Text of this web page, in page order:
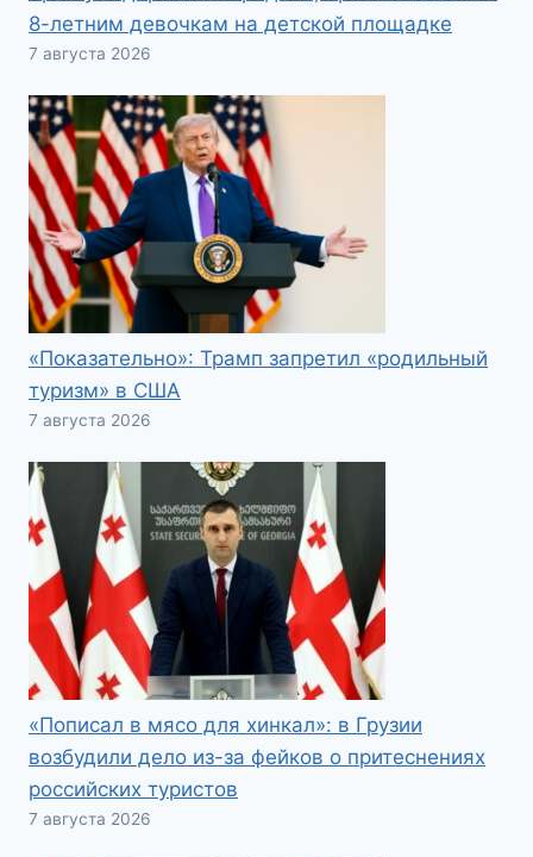
8-летним девочкам на детской площадке
7 августа 2026
«Показательно»: Трамп запретил «родильный
туризм» в США
7 августа 2026
«Пописал в мясо для хинкал»: в Грузии
возбудили дело из-за фейков о притеснениях
российских туристов
7 августа 2026